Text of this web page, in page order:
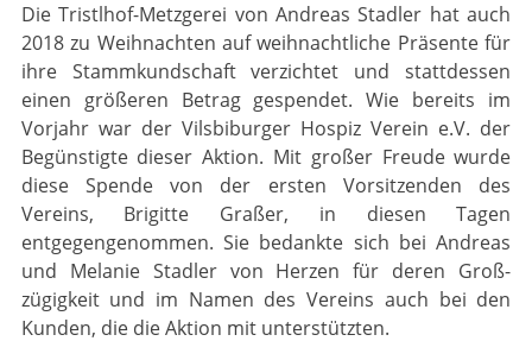
Die Tristlhof-Metzgerei von Andreas Stadler hat auch
2018 zu Weihnachten auf weihnachtliche Präsente für
ihre Stammkundschaft verzichtet und stattdessen
einen größeren Betrag gespendet. Wie bereits im
Vorjahr war der Vilsbiburger Hospiz Verein e.V. der
Begünstigte dieser Aktion. Mit großer Freude wurde
diese Spende von der ersten Vorsitzenden des
Vereins, Brigitte Graßer, in diesen Tagen
entgegengenommen. Sie bedankte sich bei Andreas
und Melanie Stadler von Herzen für deren Groß­
zügigkeit und im Namen des Vereins auch bei den
Kunden, die die Aktion mit unterstützten.